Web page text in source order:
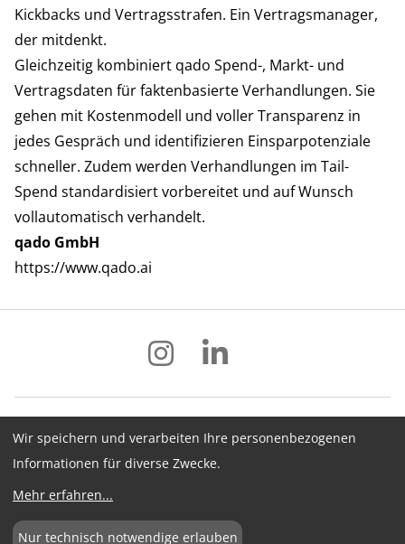
Kickbacks und Vertragsstrafen. Ein Vertragsmanager,
der mitdenkt.
Gleichzeitig kombiniert qado Spend-, Markt- und
Vertragsdaten für faktenbasierte Verhandlungen. Sie
gehen mit Kostenmodell und voller Transparenz in
jedes Gespräch und identifizieren Einsparpotenziale
schneller. Zudem werden Verhandlungen im Tail-
Spend standardisiert vorbereitet und auf Wunsch
vollautomatisch verhandelt.
qado GmbH
https://www.qado.ai
Impressum Datenschutz
AGB
Hinweisgebersystem
Newsletter
Cookie-Konfiguration
Wir speichern und verarbeiten Ihre personenbezogenen
Informationen für diverse Zwecke.
Mehr erfahren...
Nur technisch notwendige erlauben